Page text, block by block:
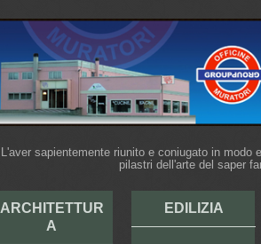
L'aver sapientemente riunito e coniugato in
pilastri dell'arte del saper
ARCHITETTUR
A
EDILIZIA